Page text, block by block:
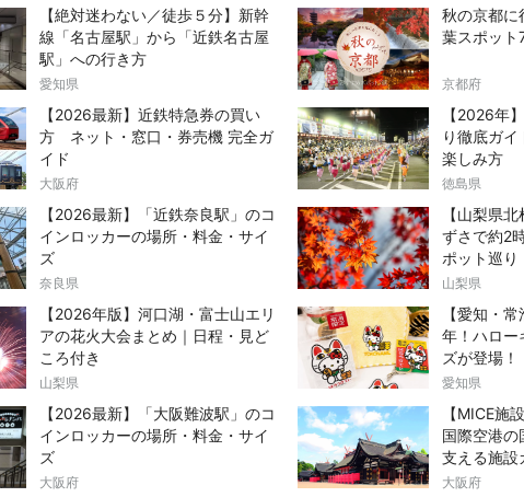
【絶対迷わない／徒歩５分】新幹
線「名古屋駅」から「近鉄名古屋
駅」への行き方
愛知県
【2026最新】近鉄特急券の買い
方 ネット・窓口・券売機 完全ガ
イド
大阪府
【2026最新】「近鉄奈良駅」のコ
インロッカーの場所・料金・サイ
ズ
奈良県
【2026年版】河口湖・富士山エリ
アの花火大会まとめ｜日程・見ど
ころ付き
山梨県
【2026最新】「大阪難波駅」のコ
インロッカーの場所・料金・サイ
ズ
大阪府
秋の京都に
葉スポット
京都府
【2026年
り徹底ガイ
楽しみ方
徳島県
【山梨県
ずさで約2
ポット巡り
山梨県
【愛知・
年！ハロー
ズが登場！
愛知県
【MICE
国際空港の
支える施設
大阪府